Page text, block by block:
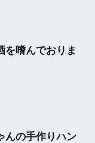
を嗜んでおりま
んの手作りハン